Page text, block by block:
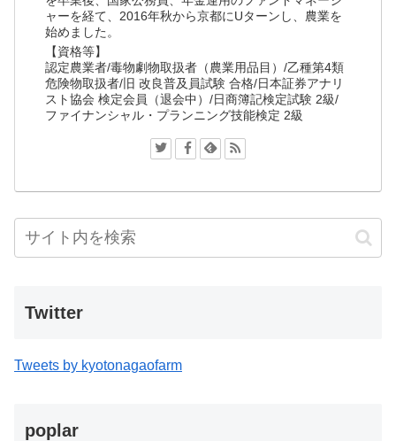
ャーを経て、2016年秋から京都にUターンし、農業を
始めました。
【資格等】
認定農業者/毒物劇物取扱者（農業用品目）/乙種第4類
危険物取扱者/旧 改良普及員試験 合格/日本証券アナリ
スト協会 検定会員（退会中）/日商簿記検定試験 2級/
ファイナンシャル・プランニング技能検定 2級
Twitter
Tweets by kyotonagaofarm
poplar